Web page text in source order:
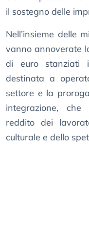
il sostegno delle
Nell’insieme delle
vanno annoverate
di euro stanziati
destinata a
settore e la
integrazione,
reddito dei
culturale e dello